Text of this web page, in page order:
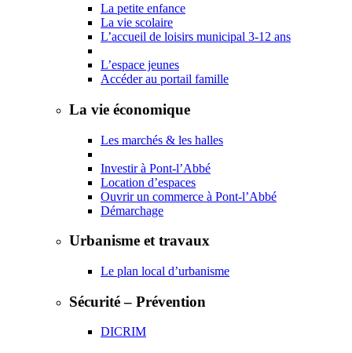
La petite enfance
La vie scolaire
L’accueil de loisirs municipal 3-12 ans
L’espace jeunes
Accéder au portail famille
La vie économique
Les marchés & les halles
Investir à Pont-l’Abbé
Location d’espaces
Ouvrir un commerce à Pont-l’Abbé
Démarchage
Urbanisme et travaux
Le plan local d’urbanisme
Sécurité – Prévention
DICRIM